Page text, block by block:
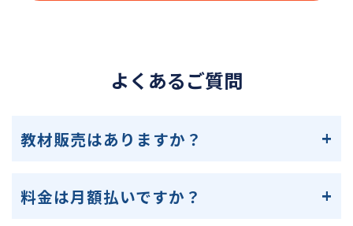
よくあるご質問
教材販売はありますか？
料金は月額払いですか？